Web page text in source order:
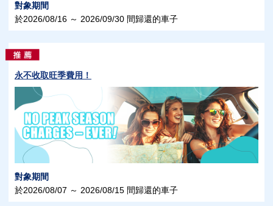
對象期間
於2026/08/16 ～ 2026/09/30 間歸還的車子
永不收取旺季費用！
對象期間
於2026/08/07 ～ 2026/08/15 間歸還的車子